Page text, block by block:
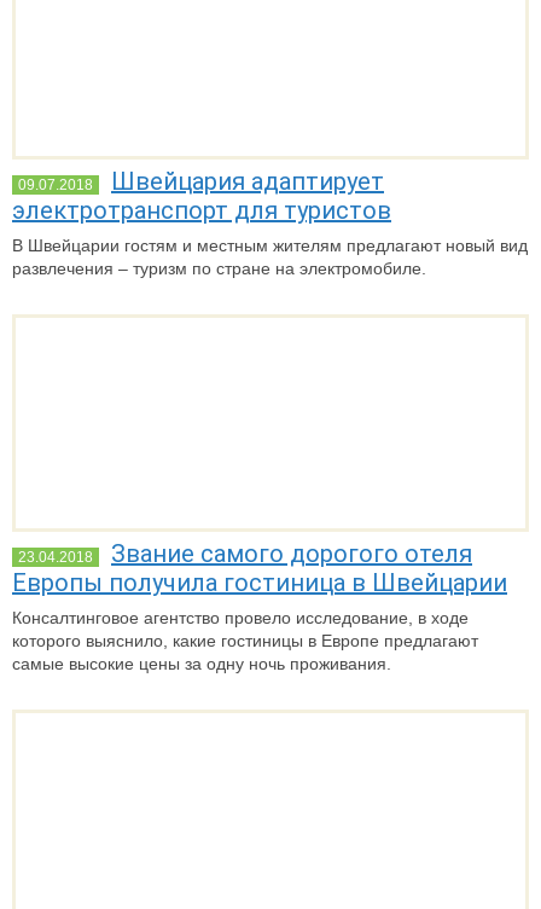
09.07.2018
Швейцария адаптирует
электротранспорт для туристов
В Швейцарии гостям и местным жителям предлагают новый вид
развлечения – туризм по стране на электромобиле.
23.04.2018
Звание самого дорогого отеля
Европы получила гостиница в Швейцарии
Консалтинговое агентство провело исследование, в ходе
которого выяснило, какие гостиницы в Европе предлагают
самые высокие цены за одну ночь проживания.